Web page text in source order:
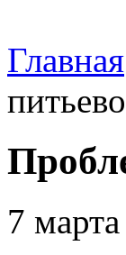
Главная
7